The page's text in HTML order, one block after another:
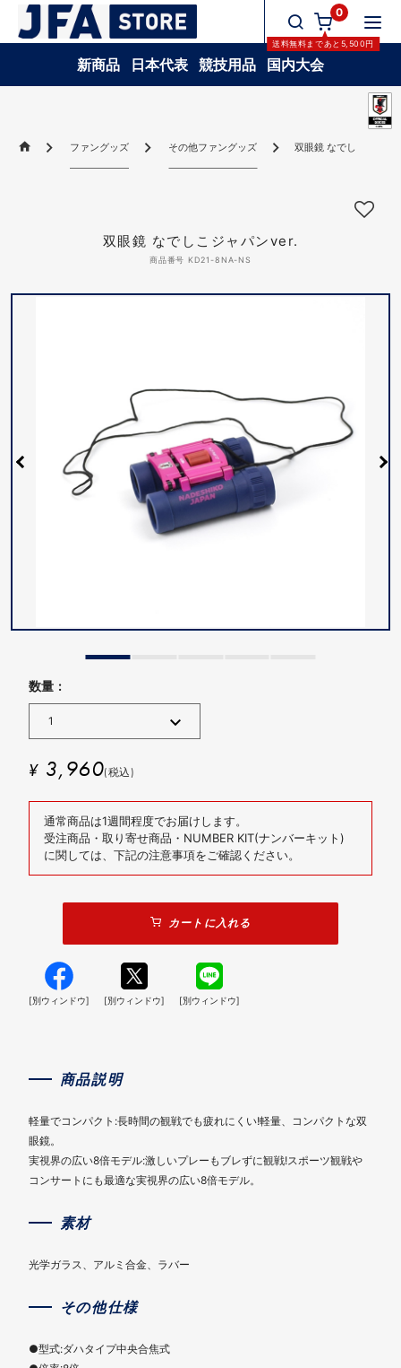
0
送料無料まであと 5,500円
新商品 日本代表 競技用品 国内大会
ファングッズ その他ファングッズ 双眼鏡 なでしこジャパ
双眼鏡 なでしこジャパンver.
商品番号 KD21-8NA-NS
数量 :
¥ 3,960(税込)
通常商品は1週間程度でお届けします。
受注商品・取り寄せ商品・NUMBER KIT(ナンバーキット)
に関しては、下記の注意事項をご確認ください。
カートに入れる
[別ウィンドウ] [別ウィンドウ] [別ウィンドウ]
商品説明
軽量でコンパクト:長時間の観戦でも疲れにくい!軽量、コンパクトな双
眼鏡。
実視界の広い8倍モデル:激しいプレーもブレずに観戦!スポーツ観戦や
コンサートにも最適な実視界の広い8倍モデル。
素材
光学ガラス、アルミ合金、ラバー
その他仕様
●型式:ダハタイプ中央合焦式